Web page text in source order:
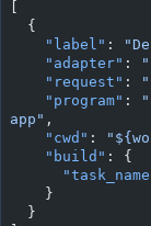
  {
    "label"
:
    "adapter"
:
    "request"
:
    "program"
:
app" ,
    "cwd"
:
    "build"
: {
    }
  }